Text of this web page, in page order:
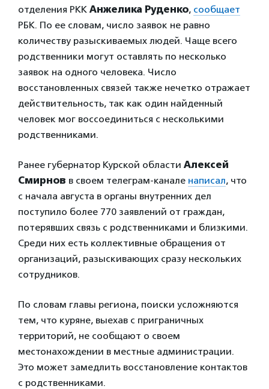
отделения РКК Анжелика Руденко, сообщает
РБК. По ее словам, число заявок не равно
количеству разыскиваемых людей. Чаще всего
родственники могут оставлять по несколько
заявок на одного человека. Число
восстановленных связей также нечетко отражает
действительность, так как один найденный
человек мог воссоединиться с несколькими
родственниками.
Ранее губернатор Курской области Алексей
Смирнов в своем телеграм-канале написал, что
с начала августа в органы внутренних дел
поступило более 770 заявлений от граждан,
потерявших связь с родственниками и близкими.
Среди них есть коллективные обращения от
организаций, разыскивающих сразу нескольких
сотрудников.
По словам главы региона, поиски усложняются
тем, что куряне, выехав с приграничных
территорий, не сообщают о своем
местонахождении в местные администрации.
Это может замедлить восстановление контактов
с родственниками.